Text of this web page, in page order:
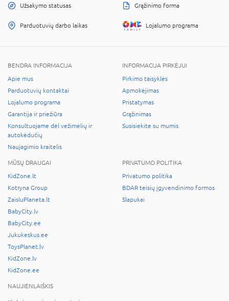
Užsakymo statusas Grąžinimo forma
Parduotuvių darbo laikas Lojalumo programa
BENDRA INFORMACIJA
Apie mus
Parduotuvių kontaktai
Lojalumo programa
Garantija ir priežiūra
Konsultuojame dėl vežimėlių ir
autokėdučių
Naujagimio kraitelis
INFORMACIJA PIRKĖJUI
Pirkimo taisyklės
Apmokėjimas
Pristatymas
Grąžinimas
Susisiekite su mumis
MŪSŲ DRAUGAI
KidZone.lt
Kotryna Group
ZaisluPlaneta.lt
BabyCity.lv
BabyCity.ee
Jukukeskus.ee
ToysPlanet.lv
KidZone.lv
KidZone.ee
PRIVATUMO POLITIKA
Privatumo politika
BDAR teisių įgyvendinimo formos
Slapukai
NAUJIENLAIŠKIS